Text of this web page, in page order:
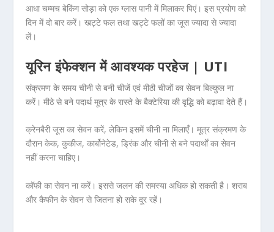
आधा चम्मच बेकिंग सोड़ा को एक ग्लास पानी में मिलाकर पिएं। इस प्रयोग को
दिन में दो बार करें। खट्टे फल तथा खट्टे फलों का जूस ज्यादा से ज्यादा
लें।
यूरिन इंफेक्शन में आवश्यक परहेज | UTI
संक्रमण के समय चीनी से बनी चीजें एवं मीठी चीजों का सेवन बिल्कुल ना
करें। मीठे से बने पदार्थ मूत्र के रास्ते के बैक्टेरिया की वृद्धि को बढ़ावा देते हैं।
क्रेनबैरी जूस का सेवन करें, लेकिन इसमें चीनी ना मिलाएँ। मूत्र संक्रमण के
दौरान केक, कुकीज, कार्बोनेटेड, ड्रिंक और चीनी से बने पदार्थों का सेवन
नहीं करना चाहिए।
कॉफी का सेवन ना करें। इससे जलन की समस्या अधिक हो सकती है। शराब
और कैफीन के सेवन से जितना हो सके दूर रहें।